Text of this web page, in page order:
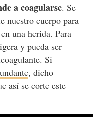
a coagularse. Se
nuestro cuerpo para
una herida. Para
y pueda ser
Si
, dicho
así se corte este